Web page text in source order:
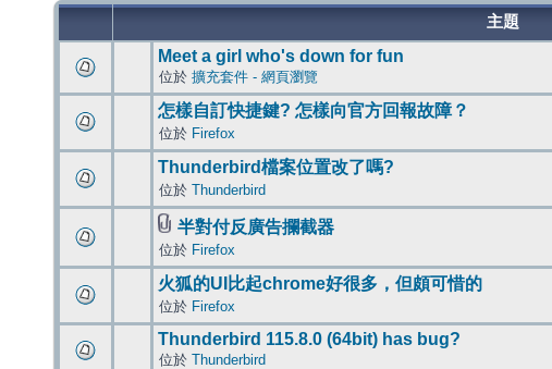
主題
Meet a girl who's down for fun
位於 擴充套件 - 網頁瀏覽
怎樣自訂快捷鍵? 怎樣向官方回報故障？
位於 Firefox
Thunderbird檔案位置改了嗎?
位於 Thunderbird
半對付反廣告攔截器
位於 Firefox
火狐的UI比起chrome好很多，但頗可惜的
位於 Firefox
Thunderbird 115.8.0 (64bit) has bug?
位於 Thunderbird